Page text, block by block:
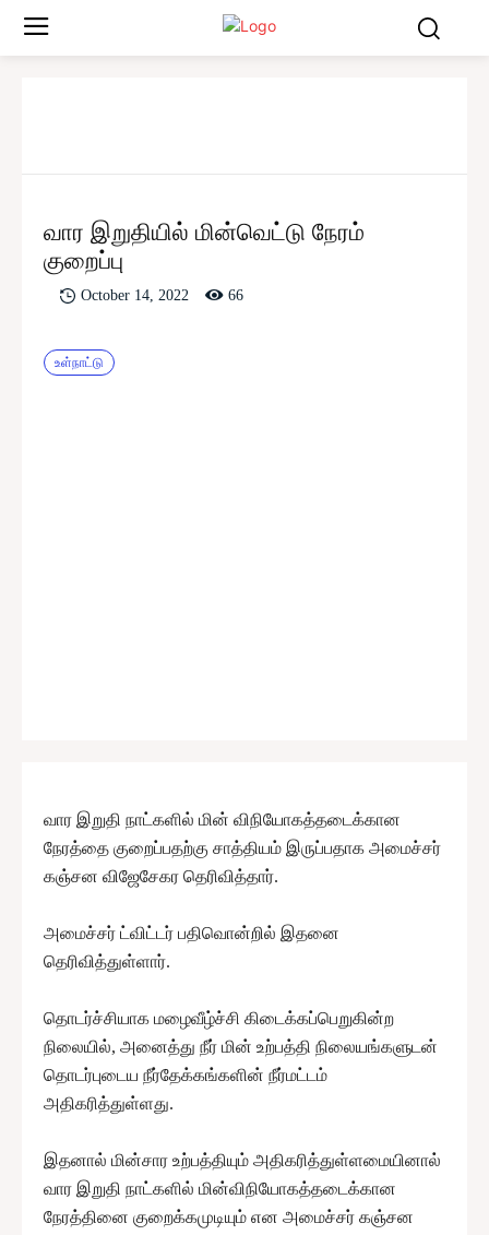
வார இறுதியில் மின்வெட்டு நேரம்
குறைப்பு
October 14, 2022 66
உள்நாட்டு
வார இறுதி நாட்களில் மின் விநியோகத்தடைக்கான
நேரத்தை குறைப்பதற்கு சாத்தியம் இருப்பதாக அமைச்சர்
கஞ்சன விஜேசேகர தெரிவித்தார்.
அமைச்சர் ட்விட்டர் பதிவொன்றில் இதனை
தெரிவித்துள்ளார்.
தொடர்ச்சியாக மழைவீழ்ச்சி கிடைக்கப்பெறுகின்ற
நிலையில், அனைத்து நீர் மின் உற்பத்தி நிலையங்களுடன்
தொடர்புடைய நீர்தேக்கங்களின் நீர்மட்டம்
அதிகரித்துள்ளது.
இதனால் மின்சார உற்பத்தியும் அதிகரித்துள்ளமையினால்
வார இறுதி நாட்களில் மின்விநியோகத்தடைக்கான
நேரத்தினை குறைக்கமுடியும் என அமைச்சர் கஞ்சன